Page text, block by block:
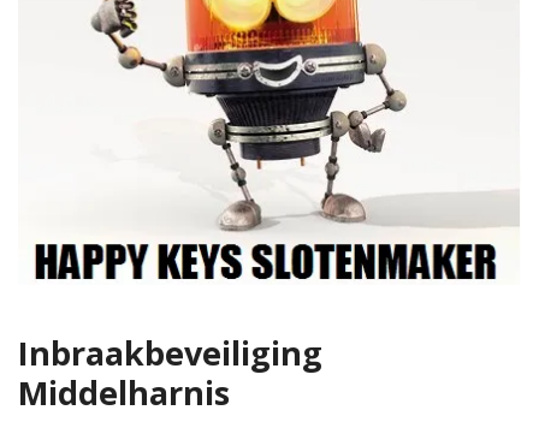
Inbraakbeveiliging
Middelharnis